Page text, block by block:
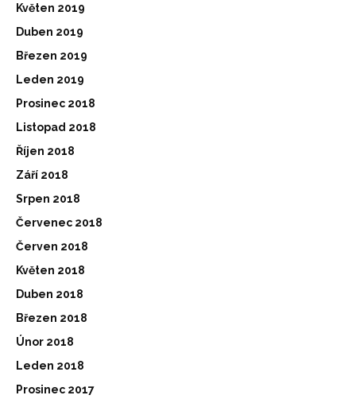
Květen 2019
Duben 2019
Březen 2019
Leden 2019
Prosinec 2018
Listopad 2018
Říjen 2018
Září 2018
Srpen 2018
Červenec 2018
Červen 2018
Květen 2018
Duben 2018
Březen 2018
Únor 2018
Leden 2018
Prosinec 2017